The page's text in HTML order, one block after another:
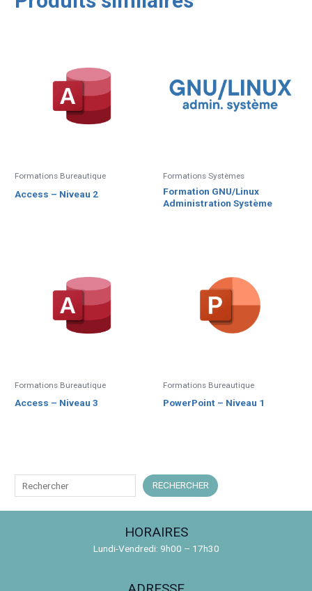
Formations Bureautique
Access – Niveau 2
Formations Systèmes
Formation GNU/Linux
Administration Système
Formations Bureautique
Access – Niveau 3
Formations Bureautique
PowerPoint – Niveau 1
RECHERCHER
HORAIRES
Lundi-Vendredi: 9h00 – 17h30